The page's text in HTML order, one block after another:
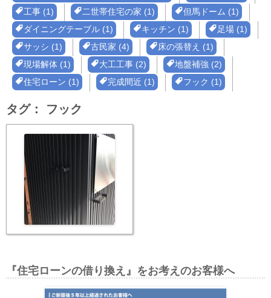
工事 (1)
二世帯住宅の家 (1)
但馬ドーム (1)
ダイニングテーブル (1)
キッチン (1)
足場 (1)
サッシ (1)
古民家 (4)
床の張替え (1)
現場解体 (1)
大工工事 (2)
地盤補強 (2)
住宅ローン (1)
完成間近 (1) フック (1)
タグ： フック
『住宅ローンの借り換え』をお考えのお客様へ